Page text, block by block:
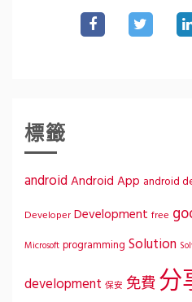
標籤
android Android App android
Developer Development free
Microsoft programming Solution
development 保安 免費分